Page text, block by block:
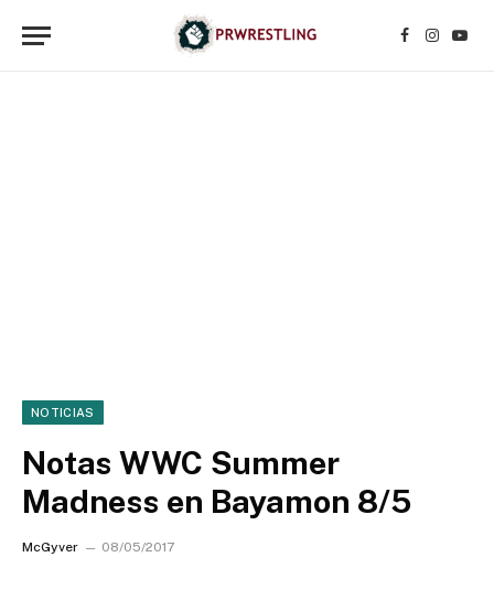
Facebook
NOTICIAS
Notas WWC Summer
Madness en Bayamon 8/5
McGyver 08/05/2017